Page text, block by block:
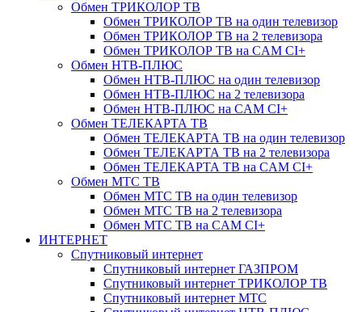
Обмен ТРИКОЛОР ТВ
Обмен ТРИКОЛОР ТВ на один телевизор
Обмен ТРИКОЛОР ТВ на 2 телевизора
Обмен ТРИКОЛОР ТВ на CAM CI+
Обмен НТВ-ПЛЮС
Обмен НТВ-ПЛЮС на один телевизор
Обмен НТВ-ПЛЮС на 2 телевизора
Обмен НТВ-ПЛЮС на CAM CI+
Обмен ТЕЛЕКАРТА ТВ
Обмен ТЕЛЕКАРТА ТВ на один телевизор
Обмен ТЕЛЕКАРТА ТВ на 2 телевизора
Обмен ТЕЛЕКАРТА ТВ на CAM CI+
Обмен МТС ТВ
Обмен МТС ТВ на один телевизор
Обмен МТС ТВ на 2 телевизора
Обмен МТС ТВ на CAM CI+
ИНТЕРНЕТ
Спутниковый интернет
Спутниковый интернет ГАЗПРОМ
Спутниковый интернет ТРИКОЛОР ТВ
Спутниковый интернет МТС